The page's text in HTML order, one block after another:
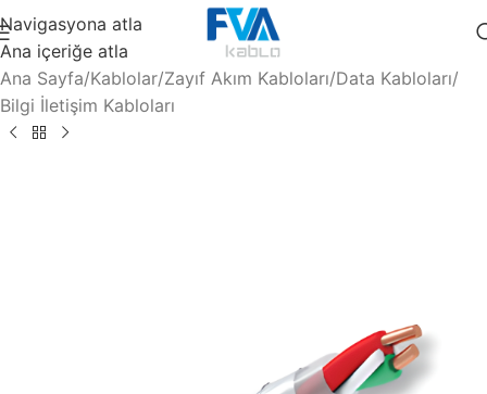
Navigasyona atla
Ana içeriğe atla
Ana Sayfa/Kablolar/Zayıf Akım Kabloları/Data Kabloları/
Bilgi İletişim Kabloları